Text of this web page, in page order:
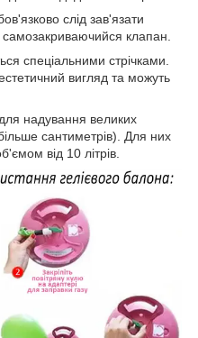
слід зав'язати
клапан.
спеціальними стрічками.
вигляд та можуть
надування великих
сантиметрів). Для них
від 10 літрів.